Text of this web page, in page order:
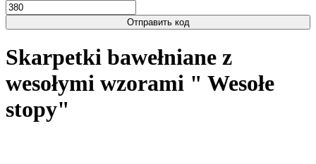
Отправить код
Skarpetki bawełniane z
wesołymi wzorami " Wesołe
stopy"